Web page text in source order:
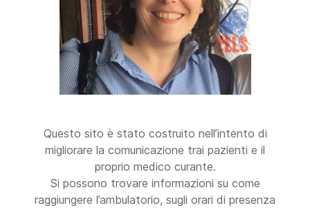
Questo sito è stato costruito nell’intento di
migliorare la comunicazione trai pazienti e il
proprio medico curante.
Si possono trovare informazioni su come
raggiungere l’ambulatorio, sugli orari di presenza